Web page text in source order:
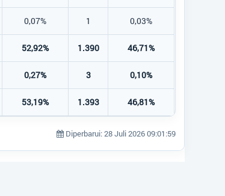
0,07% 1 0,03%
52,92% 1.390 46,71%
0,27% 3 0,10%
53,19% 1.393 46,81%
Diperbarui: 28 Juli 2026 09:01:59